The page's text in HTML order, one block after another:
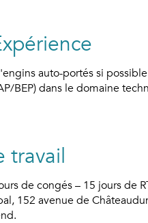
auto-portés si
BEP) dans le domaine
travail
de congés – 15 jours de
152 avenue de